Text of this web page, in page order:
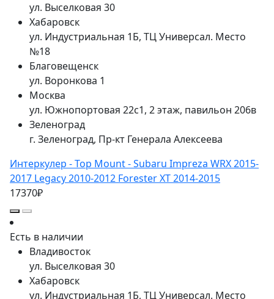
ул. Выселковая 30
Хабаровск
ул. Индустриальная 1Б, ТЦ Универсал. Место
№18
Благовещенск
ул. Воронкова 1
Москва
ул. Южнопортовая 22с1, 2 этаж, павильон 206в
Зеленоград
г. Зеленоград, Пр-кт Генерала Алексеева
Интеркулер - Top Mount - Subaru Impreza WRX 2015-
2017 Legacy 2010-2012 Forester XT 2014-2015
17370₽
Есть в наличии
Владивосток
ул. Выселковая 30
Хабаровск
ул. Индустриальная 1Б, ТЦ Универсал. Место